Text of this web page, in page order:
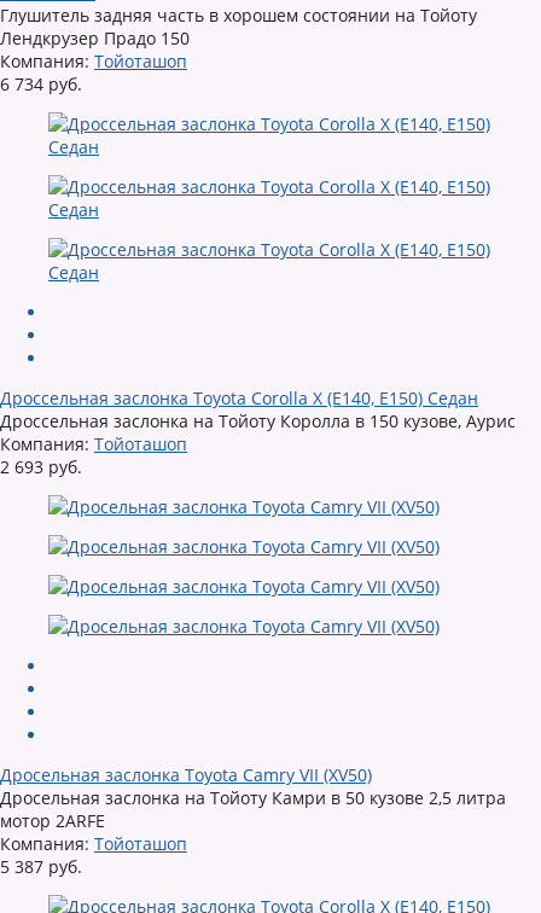
Глушитель задняя часть в хорошем состоянии на Тойоту
Лендкрузер Прадо 150
Компания: Тойоташоп
6 734 руб.
Дроссельная заслонка Toyota Corolla X (E140, E150) Седан
Дроссельная заслонка на Тойоту Королла в 150 кузове, Аурис
Компания: Тойоташоп
2 693 руб.
Дросельная заслонка Toyota Camry VII (XV50)
Дросельная заслонка на Тойоту Камри в 50 кузове 2,5 литра
мотор 2ARFE
Компания: Тойоташоп
5 387 руб.